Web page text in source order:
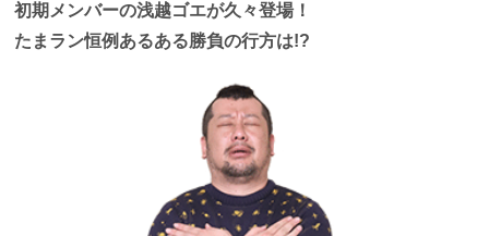
初期メンバーの浅越ゴエが久々登場！
たまラン恒例あるある勝負の行方は!?